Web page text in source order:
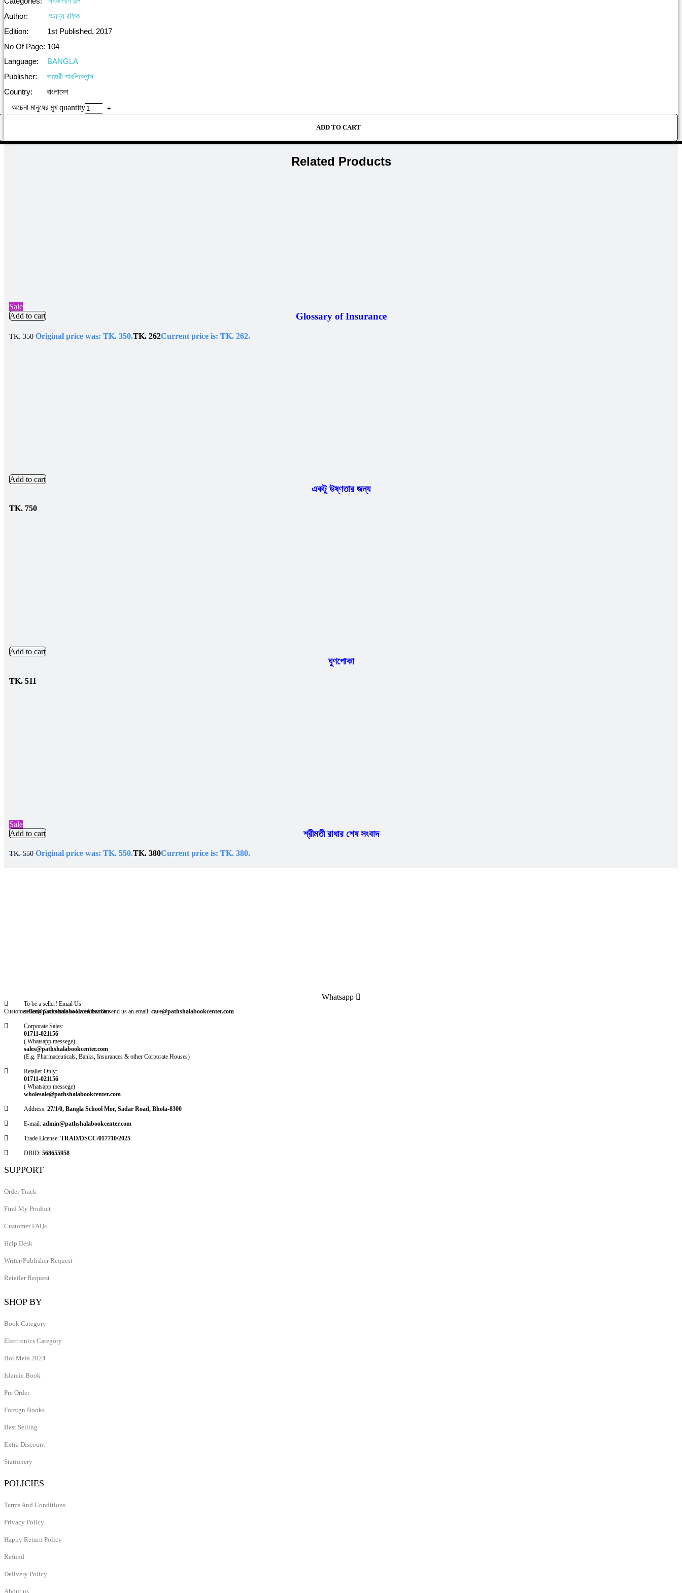
Author:
অনন্য রফিক
Edition:
1st Published, 2017
No Of Page: 104
Language:
BANGLA
Publisher:
পাঞ্জেরী পাবলিকেশন্স
Country:
বাংলাদেশ
অচেনা মানুষের মুখ quantity
ADD TO CART
Related Products
Sale
Add to cart
Glossary of Insurance
TK.350 Original price was: TK. 350.TK. 262Current price is: TK. 262.
Add to cart
একটু উষ্ণতার জন্য
TK. 750
Add to cart
ঘুণপোকা
TK. 511
Sale
Add to cart
শ্রীমতী রাধার শেষ সংবাদ
TK.550 Original price was: TK. 550.TK. 380Current price is: TK. 380.
Whatsapp
Customer Care: Contact us at Live Chat Or send us an email: care@pathshalabookcenter.com
To be a seller! Email Us
seller@pathshalabookcenter.com
Corporate Sales:
01711-021156
( Whatsapp messege)
sales@pathshalabookcenter.com
(E.g. Pharmaceuticals, Banks, Insurances & other Corporate Houses)
Retailer Only:
01711-021156
( Whatsapp messege)
wholesale@pathshalabookcenter.com
Address: 27/1/0, Bangla School Mor, Sadar Road, Bhola-8300
E-mail: admin@pathshalabookcenter.com
Trade License: TRAD/DSCC/017710/2025
DBID: 568655958
SUPPORT
Order Track
Find My Product
Customer FAQs
Help Desk
Writer/Publisher Request
Retailer Request
SHOP BY
Book Category
Electronics Category
Boi Mela 2024
Islamic Book
Pre Order
Foreign Books
Best Selling
Extra Discount
Stationery
POLICIES
Terms And Conditions
Privacy Policy
Happy Return Policy
Refund
Delivery Policy
About us